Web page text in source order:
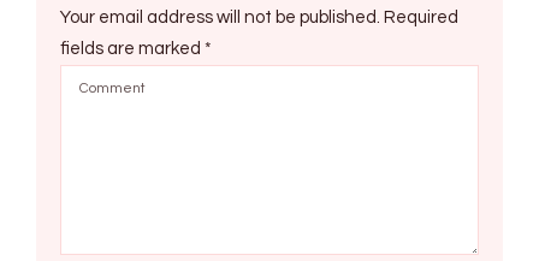
Your email address will not be published. Required
fields are marked *